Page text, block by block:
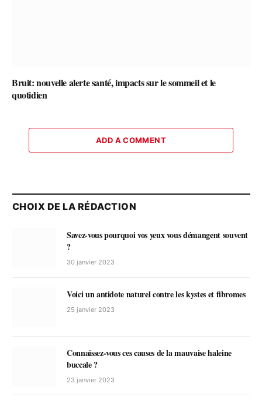
Bruit: nouvelle alerte santé, impacts sur le sommeil et le
quotidien
ADD A COMMENT
CHOIX DE LA RÉDACTION
Savez-vous pourquoi vos yeux vous démangent souvent
?
30 janvier 2023
Voici un antidote naturel contre les kystes et fibromes
25 janvier 2023
Connaissez-vous ces causes de la mauvaise haleine
buccale ?
23 janvier 2023